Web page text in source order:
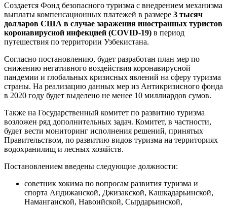
Создается Фонд безопасного туризма с внедрением механизма
выплаты компенсационных платежей в размере 3 тысяч
долларов США в случае заражения иностранных туристов
коронавирусной инфекцией (COVID-19) в период
путешествия по территории Узбекистана.
Согласно постановлению, будет разработан план мер по
снижению негативного воздействия коронавирусной
пандемии и глобальных кризисных явлений на сферу туризма
страны. На реализацию данных мер из Антикризисного фонда
в 2020 году будет выделено не менее 10 миллиардов сумов.
Также на Государственный комитет по развитию туризма
возложен ряд дополнительных задач. Комитет, в частности,
будет вести мониторинг исполнения решений, принятых
Правительством, по развитию видов туризма на территориях
водохранилищ и лесных хозяйств.
Постановлением введены следующие должности:
советник хокима по вопросам развития туризма и
спорта Андижанской, Джизакской, Кашкадарьинской,
Наманганской, Навоийской, Сырдарьинской,